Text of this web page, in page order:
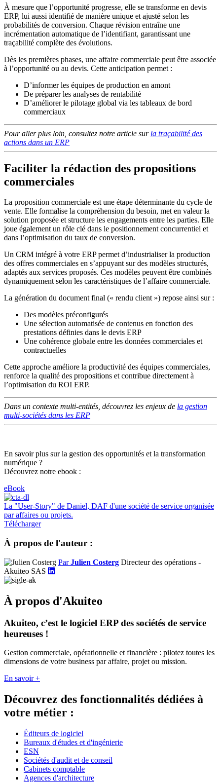
À mesure que l’opportunité progresse, elle se transforme en devis
ERP, lui aussi identifié de manière unique et ajusté selon les
probabilités de conversion. Chaque révision entraîne une
incrémentation automatique de l’identifiant, garantissant une
traçabilité complète des évolutions.
Dès les premières phases, une affaire commerciale peut être associée
à l’opportunité ou au devis. Cette anticipation permet :
D’informer les équipes de production en amont
De préparer les analyses de rentabilité
D’améliorer le pilotage global via les tableaux de bord
commerciaux
Pour aller plus loin, consultez notre article sur la traçabilité des
actions dans un ERP
Faciliter la rédaction des propositions
commerciales
La proposition commerciale est une étape déterminante du cycle de
vente. Elle formalise la compréhension du besoin, met en valeur la
solution proposée et structure les engagements entre les parties. Elle
joue également un rôle clé dans le positionnement concurrentiel et
dans l’optimisation du taux de conversion.
Un CRM intégré à votre ERP permet d’industrialiser la production
des offres commerciales en s’appuyant sur des modèles structurés,
adaptés aux services proposés. Ces modèles peuvent être combinés
dynamiquement selon les caractéristiques de l’affaire commerciale.
La génération du document final (« rendu client ») repose ainsi sur :
Des modèles préconfigurés
Une sélection automatisée de contenus en fonction des
prestations définies dans le devis ERP
Une cohérence globale entre les données commerciales et
contractuelles
Cette approche améliore la productivité des équipes commerciales,
renforce la qualité des propositions et contribue directement à
l’optimisation du ROI ERP.
Dans un contexte multi-entités, découvrez les enjeux de la gestion
multi-sociétés dans les ERP
En savoir plus sur la gestion des opportunités et la transformation
numérique ?
Découvrez notre ebook :
eBook
La "User-Story" de Daniel, DAF d'une société de service organisée
par affaires ou projets.
Télécharger
À propos de l'auteur :
ParJulien Costerg Directeur des opérations -
Akuiteo SAS
À propos d'Akuiteo
Akuiteo, c’est le logiciel ERP des sociétés de service
heureuses !
Gestion commerciale, opérationnelle et financière : pilotez toutes les
dimensions de votre business par affaire, projet ou mission.
En savoir +
Découvrez des fonctionnalités dédiées à
votre métier :
Éditeurs de logiciel
Bureaux d'études et d'ingénierie
ESN
Sociétés d'audit et de conseil
Cabinets comptable
Agences d'architecture